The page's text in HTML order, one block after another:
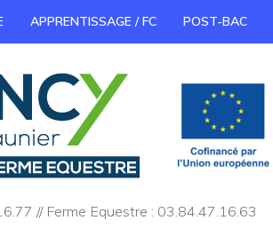
APPRENTISSAGE / FC POST-BAC
// Ferme Equestre : 03.84.47.16.63